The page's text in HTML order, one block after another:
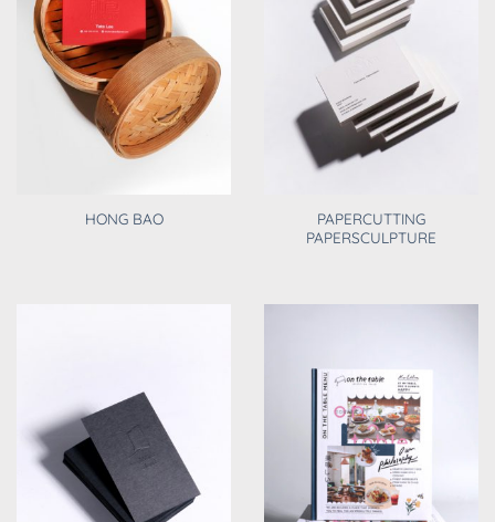
HONG BAO
PAPERCUTTING
PAPERSCULPTURE